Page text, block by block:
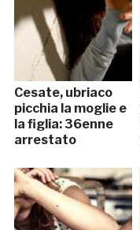
Cesate, ubriaco
picchia la moglie e
la figlia: 36enne
arrestato